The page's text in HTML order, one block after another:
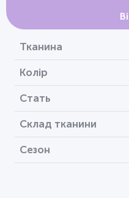
Тканина
Колір
Стать
Склад тканини
Сезон